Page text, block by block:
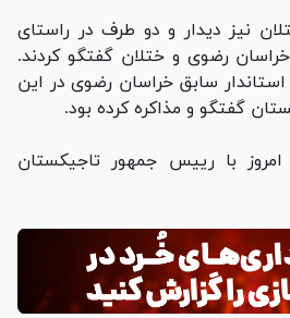
نیز دیدار و دو طرف در راستای
رضوی و ختلان گفتگو کردند.
سابق خراسان رضوی در این
گفتگو و مذاکره کرده بود.
با رییس جمهور تاجیکستان